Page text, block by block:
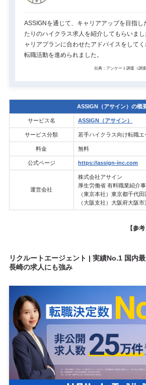
ASSIGNを通じて、キャリアアップを目指し
たりのハイクラス求人を紹介してもらいま
ャリアプランに合わせたアドバイスをして
転職活動を進められました。
出典：アンケート調査（調
ASSIGN（アサイン）の概
サービス名 ASSIGN（アサイン）
サービス分類 若手ハイクラス向け転職エ
料金 無料
公式ページ https://assign-inc.com
運営会社
株式会社アサイン
厚生労働省 有料職業紹介
（東京本社）東京都千代
（大阪支社）大阪府大阪
【参
リクルートエージェント | 実績No.1 国内
長崎の求人にも強み